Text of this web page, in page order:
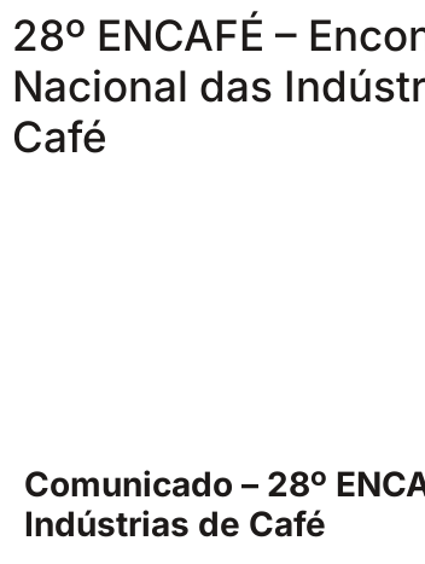
28º ENCAFÉ –
Nacional das
Café
Comunicado – 28º
Indústrias de Café